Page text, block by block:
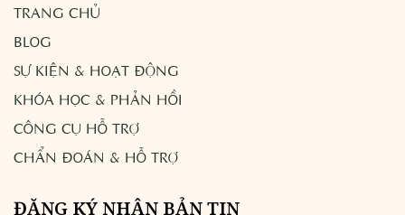
TRANG CHỦ
BLOG
SỰ KIỆN & HOẠT ĐỘNG
KHÓA HỌC & PHẢN HỒI
CÔNG CỤ HỖ TRỢ
CHẨN ĐOÁN & HỖ TRỢ
ĐĂNG KÝ NHẬN BẢN TIN